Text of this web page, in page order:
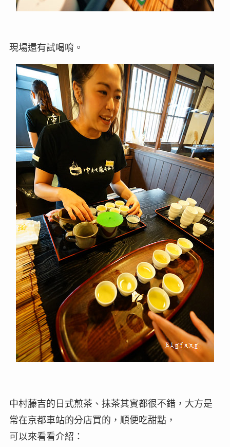
現場還有試喝唷。
中村藤吉的日式煎茶、抺茶其實都很不錯，大方是
常在京都車站的分店買的，順便吃甜點，
可以來看看介紹：